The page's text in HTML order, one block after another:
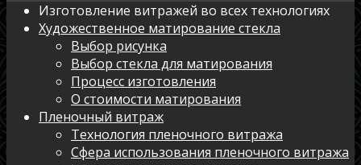
Изготовление витражей во всех технологиях
Художественное матирование стекла
Выбор рисунка
Выбор стекла для матирования
Процесс изготовления
О стоимости матирования
Пленочный витраж
Технология пленочного витража
Сфера использования пленочного витража